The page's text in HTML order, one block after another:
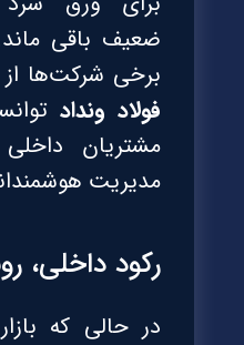
ضعیف باقی
برخی شرکت‌ها
فولاد ونداد
مشتریان
مدیریت
رکود داخلی،
در حالی که